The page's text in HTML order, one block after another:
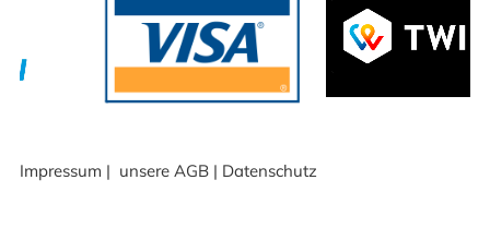
Impressum | unsere AGB| Datenschutz